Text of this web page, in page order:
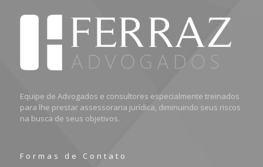
Equipe de Advogados e consultores especialmente treinados
para lhe prestar assessoraria jurídica, diminuindo seus riscos
na busca de seus objetivos.
Formas de Contato